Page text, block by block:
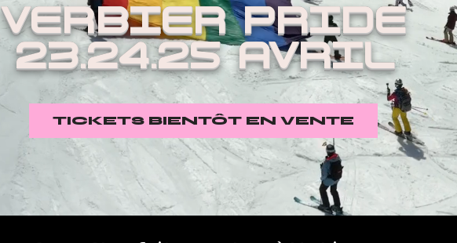
VERBIER PRIDE
23.24.25 AVRIL
TICKETS BIENTÔT EN VENTE